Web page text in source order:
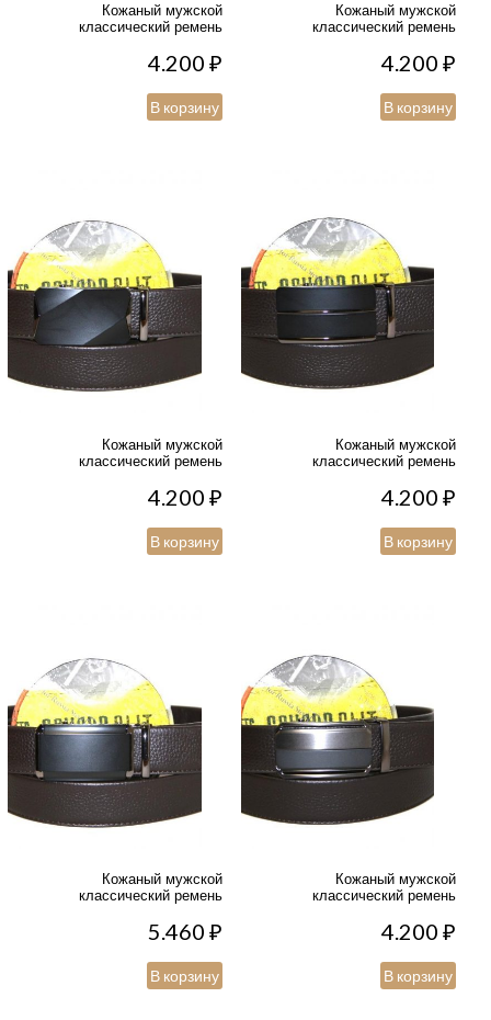
Кожаный мужской
классический ремень
4.200₽
В корзину
Кожаный мужской
классический ремень
4.200₽
В корзину
Кожаный мужской
классический ремень
4.200₽
В корзину
Кожаный мужской
классический ремень
4.200₽
В корзину
Кожаный мужской
классический ремень
5.460₽
В корзину
Кожаный мужской
классический ремень
4.200₽
В корзину